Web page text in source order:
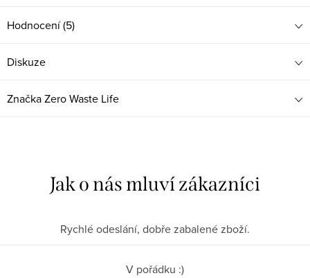
Hodnocení (5)
Diskuze
ZnačkaZero Waste Life
Rychlé odeslání, dobře zabalené zboží.
V pořádku :)